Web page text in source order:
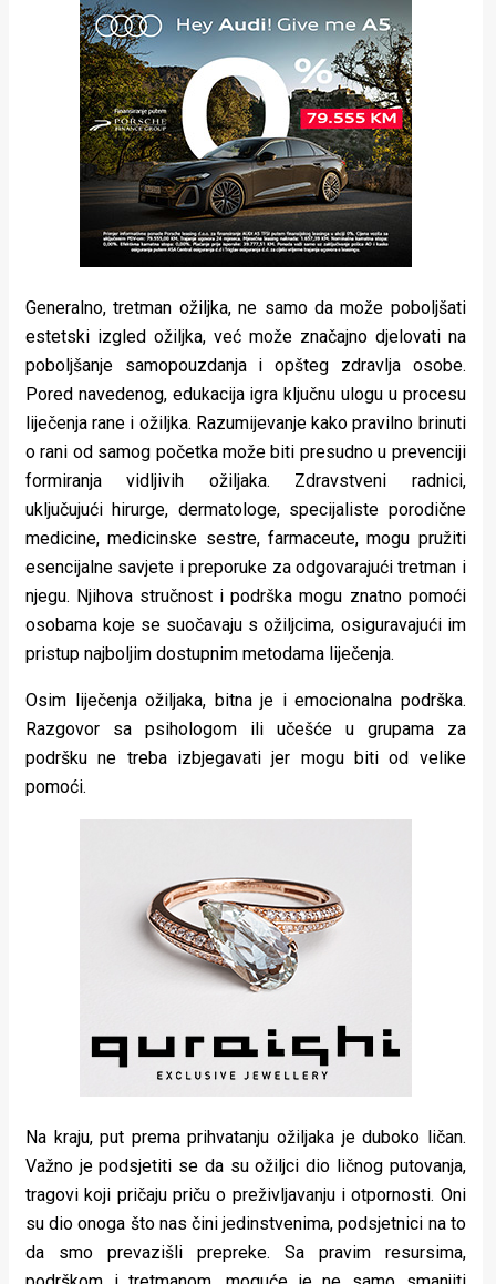
Generalno, tretman ožiljka, ne samo da može poboljšati
estetski izgled ožiljka, već može značajno djelovati na
poboljšanje samopouzdanja i opšteg zdravlja osobe.
Pored navedenog, edukacija igra ključnu ulogu u procesu
liječenja rane i ožiljka. Razumijevanje kako pravilno brinuti
o rani od samog početka može biti presudno u prevenciji
formiranja vidljivih ožiljaka. Zdravstveni radnici,
uključujući hirurge, dermatologe, specijaliste porodične
medicine, medicinske sestre, farmaceute, mogu pružiti
esencijalne savjete i preporuke za odgovarajući tretman i
njegu. Njihova stručnost i podrška mogu znatno pomoći
osobama koje se suočavaju s ožiljcima, osiguravajući im
pristup najboljim dostupnim metodama liječenja.
Osim liječenja ožiljaka, bitna je i emocionalna podrška.
Razgovor sa psihologom ili učešće u grupama za
podršku ne treba izbjegavati jer mogu biti od velike
pomoći.
Na kraju, put prema prihvatanju ožiljaka je duboko ličan.
Važno je podsjetiti se da su ožiljci dio ličnog putovanja,
tragovi koji pričaju priču o preživljavanju i otpornosti. Oni
su dio onoga što nas čini jedinstvenima, podsjetnici na to
da smo prevazišli prepreke. Sa pravim resursima,